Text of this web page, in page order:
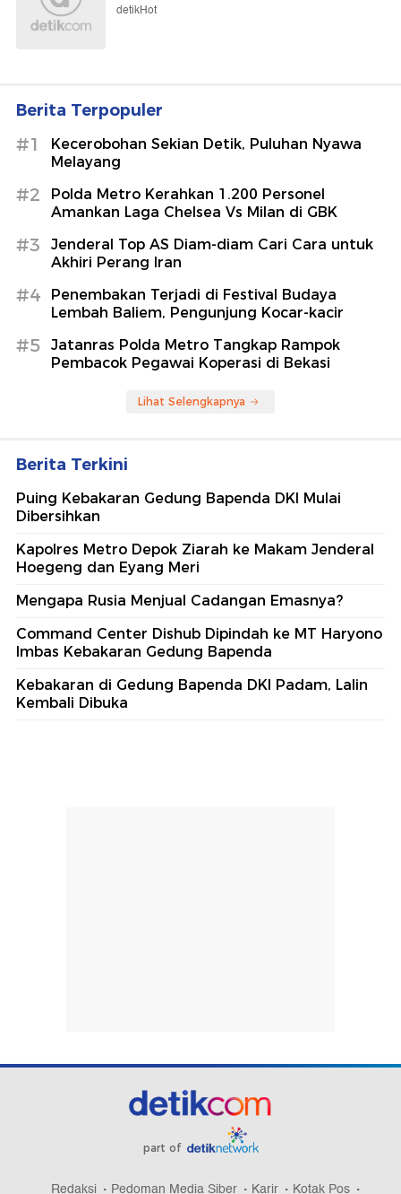
detikHot
Berita Terpopuler
#1
Kecerobohan Sekian Detik, Puluhan Nyawa
Melayang
#2
Polda Metro Kerahkan 1.200 Personel
Amankan Laga Chelsea Vs Milan di GBK
#3
Jenderal Top AS Diam-diam Cari Cara untuk
Akhiri Perang Iran
#4
Penembakan Terjadi di Festival Budaya
Lembah Baliem, Pengunjung Kocar-kacir
#5
Jatanras Polda Metro Tangkap Rampok
Pembacok Pegawai Koperasi di Bekasi
Lihat Selengkapnya
Berita Terkini
Puing Kebakaran Gedung Bapenda DKI Mulai
Dibersihkan
Kapolres Metro Depok Ziarah ke Makam Jenderal
Hoegeng dan Eyang Meri
Mengapa Rusia Menjual Cadangan Emasnya?
Command Center Dishub Dipindah ke MT Haryono
Imbas Kebakaran Gedung Bapenda
Kebakaran di Gedung Bapenda DKI Padam, Lalin
Kembali Dibuka
part of
Redaksi Pedoman Media Siber Karir Kotak Pos